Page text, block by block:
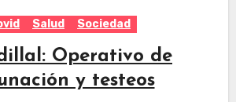
Salud Sociedad
Operativo de
y testeos